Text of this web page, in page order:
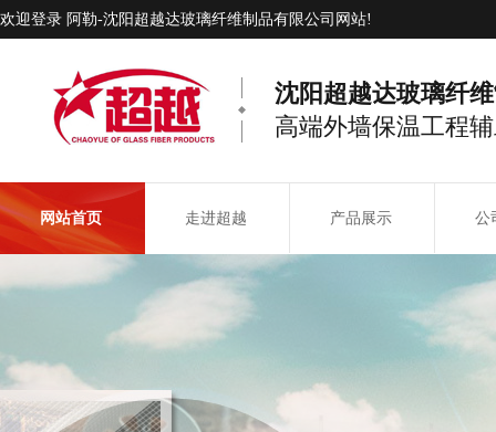
欢迎登录 阿勒-沈阳超越达玻璃纤维制品有限公司网站!
沈阳超越达玻璃纤
高端外墙保温工程
网站首页 走进超越 产品展示 公